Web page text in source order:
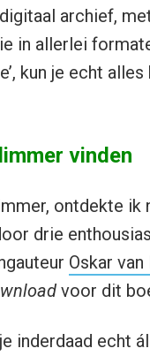
digitaal archief,
in allerlei
kun je echt
vinden
ontdekte ik
drie
Oskar
voor dit
inderdaad echt